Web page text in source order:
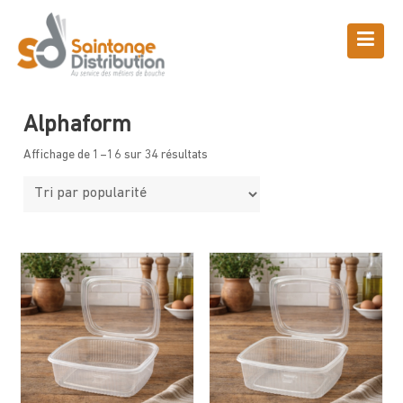
content
Boutique
Alphaform
Affichage de 1–16 sur 34 résultats